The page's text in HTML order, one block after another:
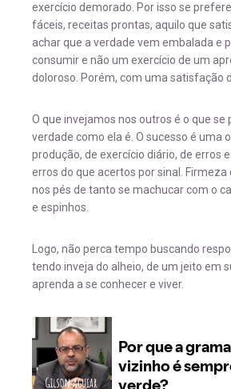
exercício demorado. Por isso se
fáceis, receitas prontas, aquilo que
achar que a verdade vem embalada e
consumir e não um exercício de um
doloroso. Porém, com uma satisfação
O que invejamos nos outros é o que se
verdade como ela é. O sucesso é uma
produção, de exercício diário, de erros
erros do que acertos por sinal. Firmeza
nos pés de tanto se machucar com o
e espinhos.
Logo, não perca tempo buscando
tendo inveja do alheio, de um jeito em
aprenda a se conhecer e viver.